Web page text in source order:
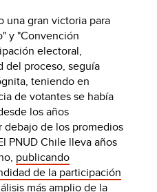
una gran victoria para
y "Convención
electoral,
del proceso, seguía
teniendo en
de votantes se había
los años
de los promedios
PNUD Chile lleva años
publicando
de la participación
más amplio de la